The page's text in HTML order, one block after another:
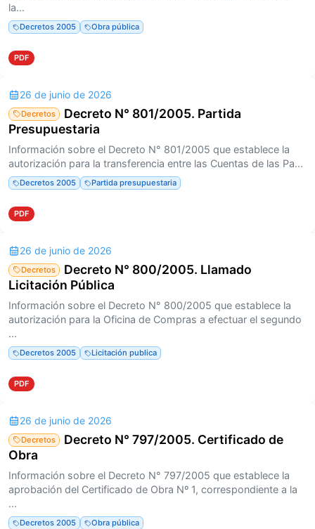
la...
Decretos 2005 Obra pública
PDF
26 de junio de 2026
Decretos
Decreto N° 801/2005. Partida
Presupuestaria
Información sobre el Decreto N° 801/2005 que establece la
autorización para la transferencia entre las Cuentas de las Pa...
Decretos 2005 Partida presupuestaria
PDF
26 de junio de 2026
Decretos
Decreto N° 800/2005. Llamado
Licitación Pública
Información sobre el Decreto N° 800/2005 que establece la
autorización para la Oficina de Compras a efectuar el segundo
...
Decretos 2005 Licitación publica
PDF
26 de junio de 2026
Decretos
Decreto N° 797/2005. Certificado de
Obra
Información sobre el Decreto N° 797/2005 que establece la
aprobación del Certificado de Obra Nº 1, correspondiente a la
...
Decretos 2005 Obra pública